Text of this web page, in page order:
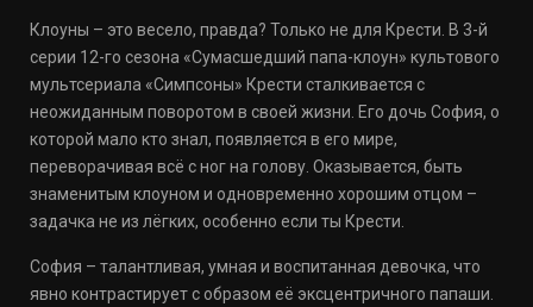
Клоуны – это весело, правда? Только не для Крести. В 3-й
серии 12-го сезона «Сумасшедший папа-клоун» культового
мультсериала «Симпсоны» Крести сталкивается с
неожиданным поворотом в своей жизни. Его дочь София, о
которой мало кто знал, появляется в его мире,
переворачивая всё с ног на голову. Оказывается, быть
знаменитым клоуном и одновременно хорошим отцом –
задачка не из лёгких, особенно если ты Крести.
София – талантливая, умная и воспитанная девочка, что
явно контрастирует с образом её эксцентричного папаши.